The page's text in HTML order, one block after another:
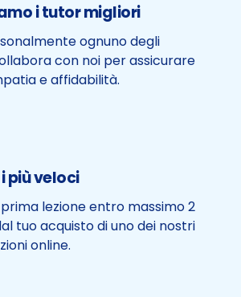
i tutor migliori
ognuno degli
con noi per assicurare
e affidabilità.
più veloci
lezione entro massimo 2
tuo acquisto di uno dei nostri
online.